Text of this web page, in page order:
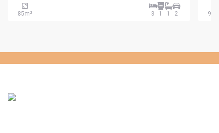
85m² 3 1 1 2 92